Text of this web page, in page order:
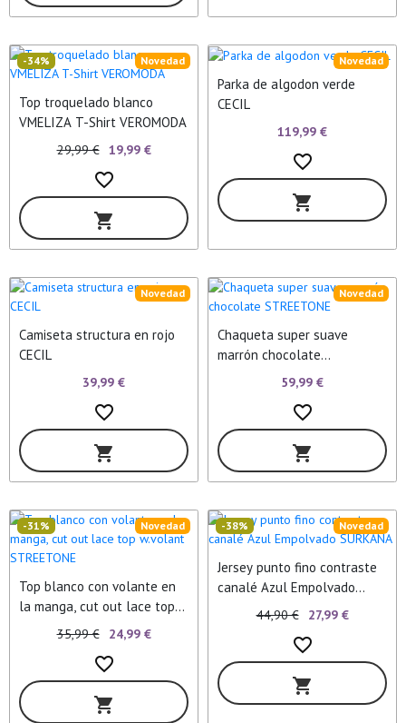
Top troquelado blanco
VMELIZA T-Shirt VEROMODA
Novedad
-34%
29,99 € 19,99 €
favorite_border
shopping_cart
Parka de algodon verde
CECIL
Novedad
119,99 €
favorite_border
shopping_cart
Camiseta structura en rojo
CECIL
Novedad
39,99 €
favorite_border
shopping_cart
Chaqueta super suave
marrón chocolate
STREETONE
Novedad
59,99 €
favorite_border
shopping_cart
Top blanco con volante en
la manga, cut out lace top
w.volant STREETONE
Novedad
-31%
35,99 € 24,99 €
favorite_border
shopping_cart
Jersey punto fino contraste
canalé Azul Empolvado
SURKANA
Novedad
-38%
44,90 € 27,99 €
favorite_border
shopping_cart